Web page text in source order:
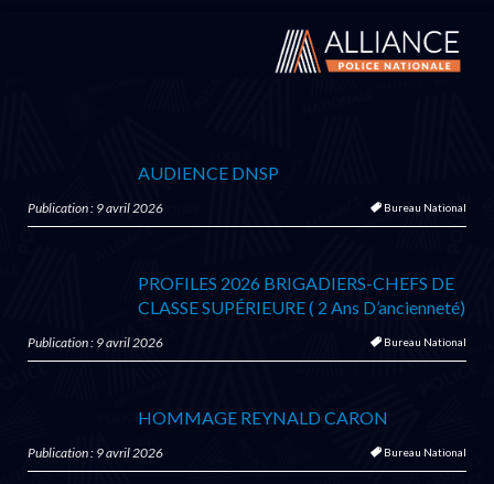
AUDIENCE DNSP
Publication : 9 avril 2026 Bureau National
PROFILES 2026 BRIGADIERS-CHEFS DE
CLASSE SUPÉRIEURE ( 2 Ans D’ancienneté)
Publication : 9 avril 2026 Bureau National
HOMMAGE REYNALD CARON
Publication : 9 avril 2026 Bureau National